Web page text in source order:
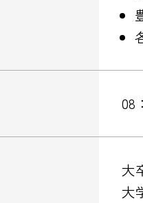
08
大
大